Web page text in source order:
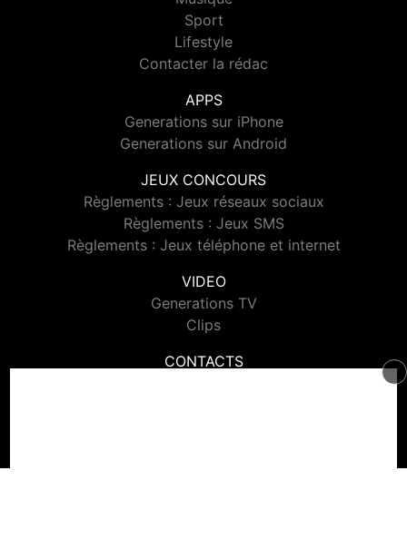
Sport
Lifestyle
Contacter la rédac
APPS
Generations sur iPhone
Generations sur Android
JEUX CONCOURS
Règlements : Jeux réseaux sociaux
Règlements : Jeux SMS
Règlements : Jeux téléphone et internet
VIDEO
Generations TV
Clips
CONTACTS